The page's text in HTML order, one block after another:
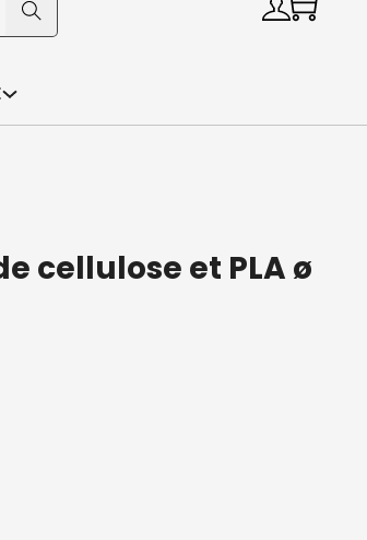
cellulose et PLA ø
était : 13,55 €.
actuel est :